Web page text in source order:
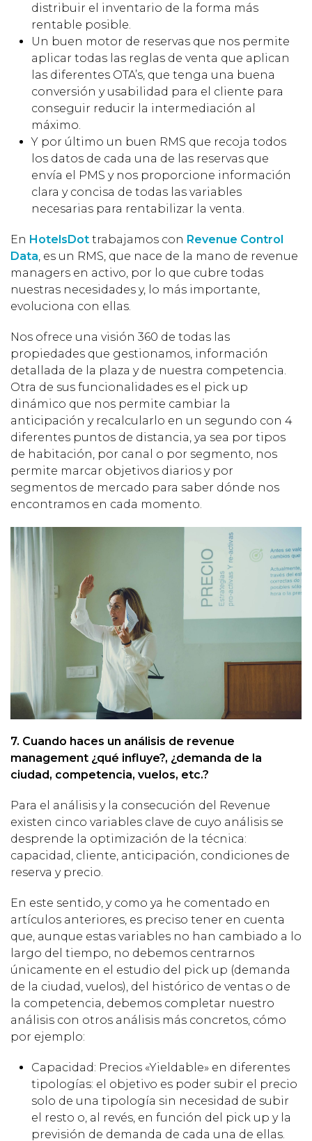
distribuir el inventario de la forma más
rentable posible.
Un buen motor de reservas que nos permite
aplicar todas las reglas de venta que aplican
las diferentes OTA’s, que tenga una buena
conversión y usabilidad para el cliente para
conseguir reducir la intermediación al
máximo.
Y por último un buen RMS que recoja todos
los datos de cada una de las reservas que
envía el PMS y nos proporcione información
clara y concisa de todas las variables
necesarias para rentabilizar la venta.
En HotelsDot trabajamos con Revenue Control
Data , es un RMS, que nace de la mano de revenue
managers en activo, por lo que cubre todas
nuestras necesidades y, lo más importante,
evoluciona con ellas.
Nos ofrece una visión 360 de todas las
propiedades que gestionamos, información
detallada de la plaza y de nuestra competencia.
Otra de sus funcionalidades es el pick up
dinámico que nos permite cambiar la
anticipación y recalcularlo en un segundo con 4
diferentes puntos de distancia, ya sea por tipos
de habitación, por canal o por segmento, nos
permite marcar objetivos diarios y por
segmentos de mercado para saber dónde nos
encontramos en cada momento.
7. Cuando haces un análisis de revenue
management ¿qué influye?, ¿demanda de la
ciudad, competencia, vuelos, etc.?
Para el análisis y la consecución del Revenue
existen cinco variables clave de cuyo análisis se
desprende la optimización de la técnica:
capacidad, cliente, anticipación, condiciones de
reserva y precio.
En este sentido, y como ya he comentado en
artículos anteriores, es preciso tener en cuenta
que, aunque estas variables no han cambiado a lo
largo del tiempo, no debemos centrarnos
únicamente en el estudio del pick up (demanda
de la ciudad, vuelos), del histórico de ventas o de
la competencia, debemos completar nuestro
análisis con otros análisis más concretos, cómo
por ejemplo:
Capacidad: Precios «Yieldable» en diferentes
tipologías: el objetivo es poder subir el precio
solo de una tipología sin necesidad de subir
el resto o, al revés, en función del pick up y la
previsión de demanda de cada una de ellas.